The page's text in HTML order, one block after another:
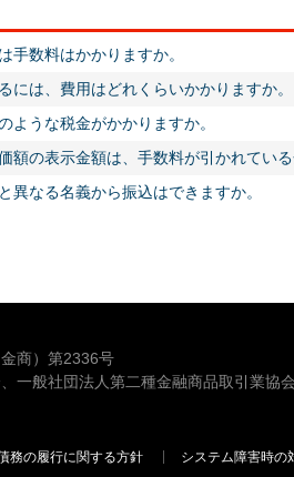
手数料はかかりますか。
には、費用はどれくらいかかりますか。
ような税金がかかりますか。
額の表示金額は、手数料が引かれている
異なる名義から振込はできますか。
商）第2336号
一般社団法人第二種金融商品取引業協
務の履行に関する方針 システム障害時の